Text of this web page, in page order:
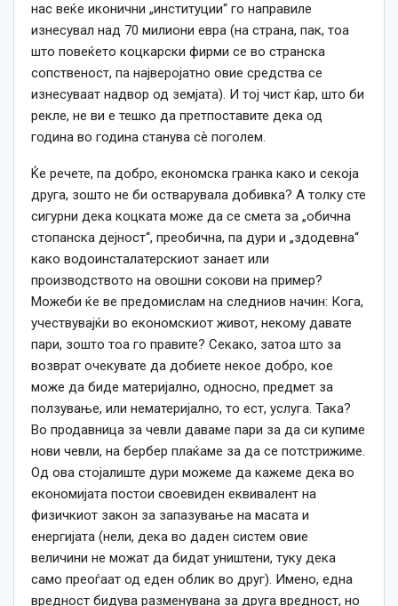
нас веќе иконични „институции“ го направиле
изнесувал над 70 милиони евра (на страна, пак, тоа
што повеќето коцкарски фирми се во странска
сопственост, па најверојатно овие средства се
изнесуваат надвор од земјата). И тој чист ќар, што би
рекле, не ви е тешко да претпоставите дека од
година во година станува сѐ поголем.
Ќе речете, па добро, економска гранка како и секоја
друга, зошто не би остварувала добивка? А толку сте
сигурни дека коцката може да се смета за „обична
стопанска дејност“, преобична, па дури и „здодевна“
како водоинсталатерскиот занает или
производството на овошни сокови на пример?
Можеби ќе ве предомислам на следниов начин: Кога,
учествувајќи во економскиот живот, некому давате
пари, зошто тоа го правите? Секако, затоа што за
возврат очекувате да добиете некое добро, кое
може да биде материјално, односно, предмет за
ползување, или нематеријално, то ест, услуга. Така?
Во продавница за чевли даваме пари за да си купиме
нови чевли, на бербер плаќаме за да се потстрижиме.
Од ова стојалиште дури можеме да кажеме дека во
економијата постои своевиден еквивалент на
физичкиот закон за запазување на масата и
енергијата (нели, дека во даден систем овие
величини не можат да бидат уништени, туку дека
само преоѓаат од еден облик во друг). Имено, една
вредност бидува разменувана за друга вредност, но